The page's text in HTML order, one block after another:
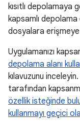
kısıtlı depolamaya
kapsamlı
dosyalara
Uygulamanızı
depolama alanı
kılavuzunu
tarafından
özellik isteğinde
kullanmayı geçici